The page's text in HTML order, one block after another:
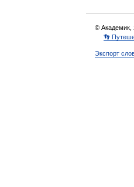
© Академик,
👣
Экспорт